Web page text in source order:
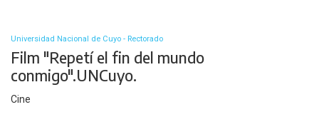
Universidad Nacional de Cuyo - Rectorado
Film "Repetí el fin del mundo
conmigo".UNCuyo.
Cine